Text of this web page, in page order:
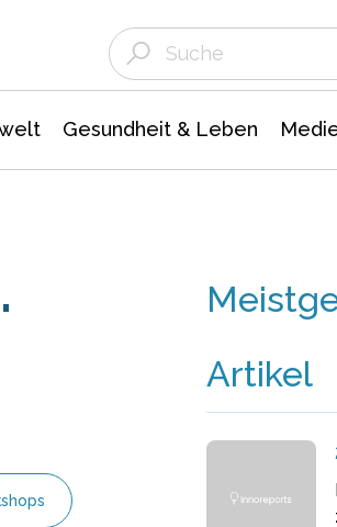
Gesundheit & Leben
Artikel